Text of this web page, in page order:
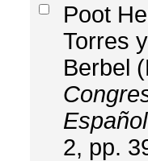
Poot
Torres
Berbel
2, pp.